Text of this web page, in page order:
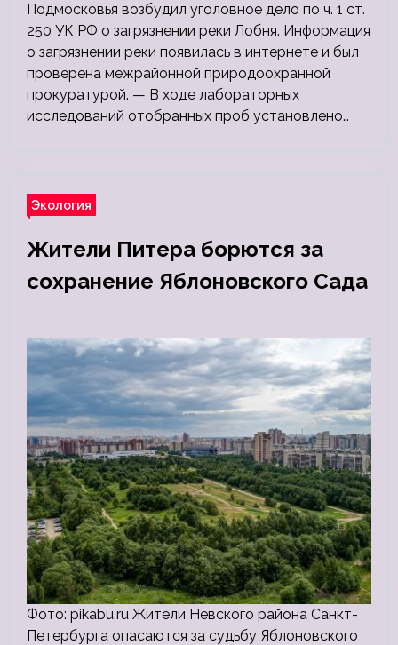
Подмосковья возбудил уголовное дело по ч. 1 ст.
250 УК РФ о загрязнении реки Лобня. Информация
о загрязнении реки появилась в интернете и был
проверена межрайонной природоохранной
прокуратурой. — В ходе лабораторных
исследований отобранных проб установлено…
Экология
Жители Питера борются за
сохранение Яблоновского Сада
Фото: pikabu.ru Жители Невского района Санкт-
Петербурга опасаются за судьбу Яблоновского